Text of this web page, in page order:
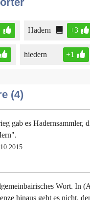
Hadern +3
hiedern +1
(4)
gab es Hadernsammler,
Wort. In
hinaus geht es nicht,